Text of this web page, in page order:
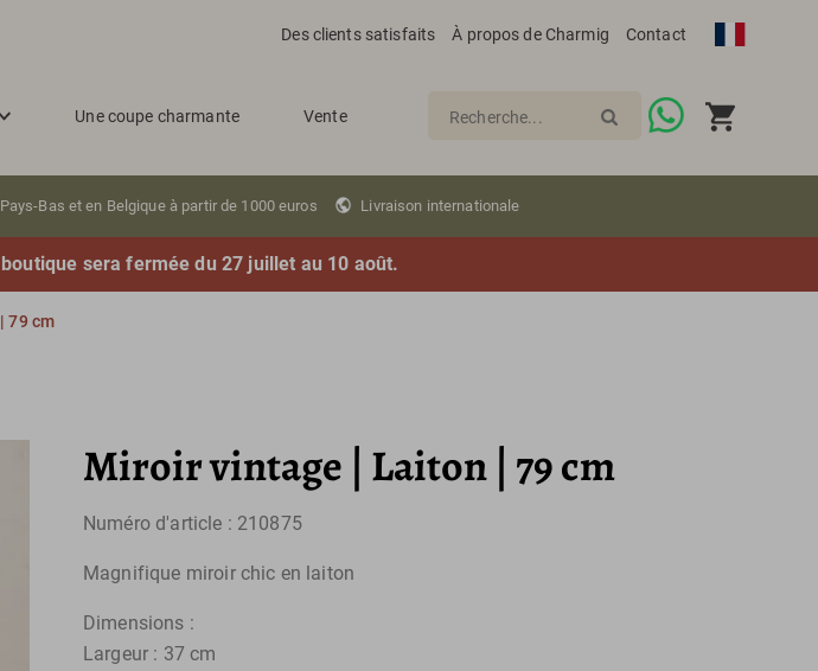
Des clients satisfaits À propos de Charmig Contact
Une coupe charmante Vente Recherche...
Bas et en Belgique à partir de 1000 euros Livraison internationale
sera fermée du 27 juillet au 10 août.
79 cm
Miroir vintage | Laiton | 79 cm
Numéro d'article : 210875
Magnifique miroir chic en laiton
Dimensions :
Largeur : 37 cm